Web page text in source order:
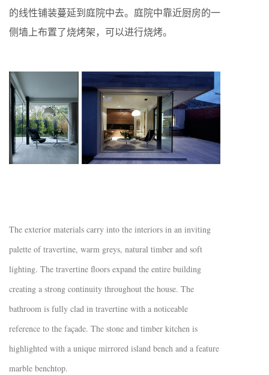
的线性铺装蔓延到庭院中去。庭院中靠近厨房的一
侧墙上布置了烧烤架，可以进行烧烤。
The exterior materials carry into the interiors in an inviting
palette of travertine, warm greys, natural timber and soft
lighting. The travertine floors expand the entire building
creating a strong continuity throughout the house. The
bathroom is fully clad in travertine with a noticeable
reference to the façade. The stone and timber kitchen is
highlighted with a unique mirrored island bench and a feature
marble benchtop.